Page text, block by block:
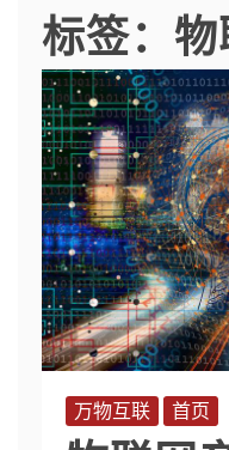
标签：
万物互联 首页